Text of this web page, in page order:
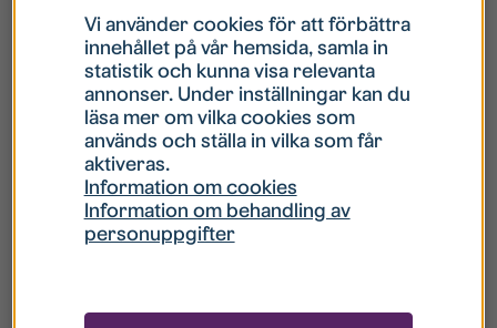
Vi använder cookies för att förbättra
innehållet på vår hemsida, samla in
statistik och kunna visa relevanta
annonser. Under inställningar kan du
läsa mer om vilka cookies som
används och ställa in vilka som får
aktiveras.
Information om cookies
Information om behandling av
personuppgifter